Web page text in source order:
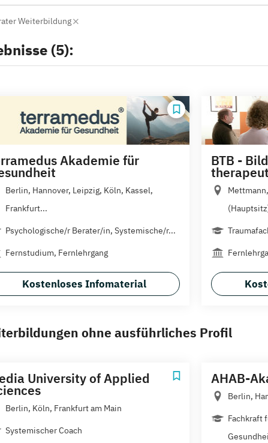
Weiterbildung
(5):
Akademie für
Berlin, Hannover, Leipzig, Köln, Kassel,
Frankfurt...
Psychologische/r Berater/in, Systemische/r...
Fernstudium, Fernlehrgang
Kostenloses Infomaterial
BTB -
ohne ausführliches Profil
University of Applied
Berlin, Köln, Frankfurt am Main
Systemischer Coach
AHAB-
Berlin,
Fachkraft